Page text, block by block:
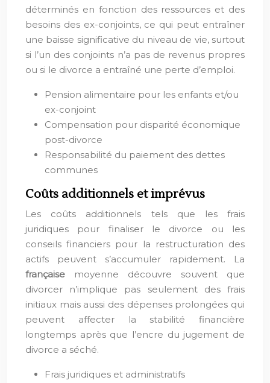
déterminés en fonction des ressources et des
besoins des ex-conjoints, ce qui peut entraîner
une baisse significative du niveau de vie, surtout
si l’un des conjoints n’a pas de revenus propres
ou si le divorce a entraîné une perte d’emploi.
Pension alimentaire pour les enfants et/ou
ex-conjoint
Compensation pour disparité économique
post-divorce
Responsabilité du paiement des dettes
communes
Coûts additionnels et imprévus
Les coûts additionnels tels que les frais
juridiques pour finaliser le divorce ou les
conseils financiers pour la restructuration des
actifs peuvent s’accumuler rapidement. La
française moyenne découvre souvent que
divorcer n’implique pas seulement des frais
initiaux mais aussi des dépenses prolongées qui
peuvent affecter la stabilité financière
longtemps après que l’encre du jugement de
divorce a séché.
Frais juridiques et administratifs